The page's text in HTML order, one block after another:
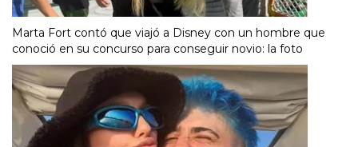
Marta Fort contó que viajó a Disney con un hombre que
conoció en su concurso para conseguir novio: la foto